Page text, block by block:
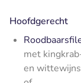
Hoofdgerecht
met
en